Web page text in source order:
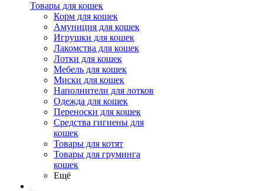
Товары для кошек
Корм для кошек
Амуниция для кошек
Игрушки для кошек
Лакомства для кошек
Лотки для кошек
Мебель для кошек
Миски для кошек
Наполнители для лотков
Одежда для кошек
Переноски для кошек
Средства гигиены для
кошек
Товары для котят
Товары для груминга
кошек
Ещё